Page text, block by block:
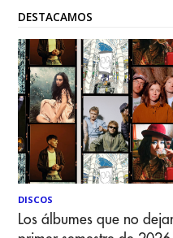
DESTACAMOS
DISCOS
Los álbumes que no